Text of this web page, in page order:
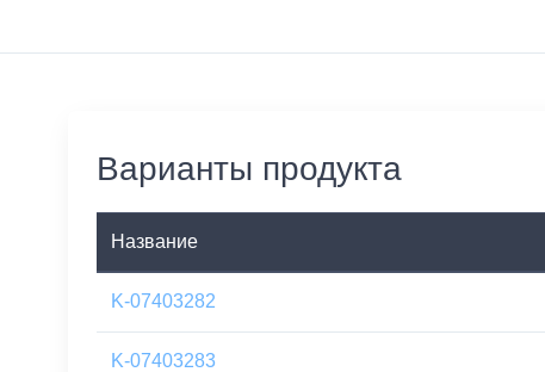
Варианты продукта
Название
K-07403282
K-07403283